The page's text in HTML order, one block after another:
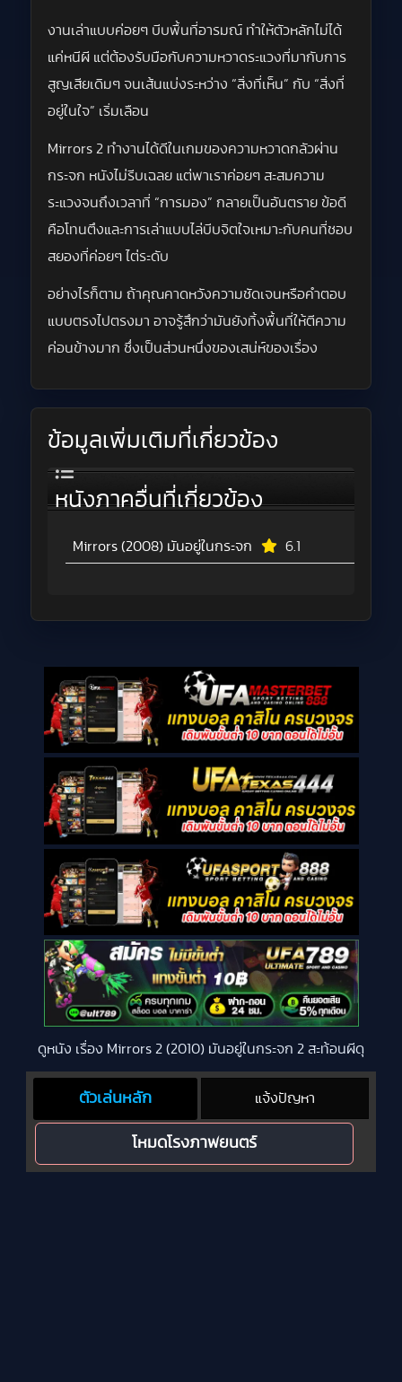
งานเล่าแบบค่อยๆ บีบพื้นที่อารมณ์ ทำให้ตัวหลักไม่ได้
แค่หนีผี แต่ต้องรับมือกับความหวาดระแวงที่มากับการ
สูญเสียเดิมๆ จนเส้นแบ่งระหว่าง “สิ่งที่เห็น” กับ “สิ่งที่
อยู่ในใจ” เริ่มเลือน
Mirrors 2 ทำงานได้ดีในเกมของความหวาดกลัวผ่าน
กระจก หนังไม่รีบเฉลย แต่พาเราค่อยๆ สะสมความ
ระแวงจนถึงเวลาที่ “การมอง” กลายเป็นอันตราย ข้อดี
คือโทนตึงและการเล่าแบบไล่บีบจิตใจเหมาะกับคนที่ชอบ
สยองที่ค่อยๆ ไต่ระดับ
อย่างไรก็ตาม ถ้าคุณคาดหวังความชัดเจนหรือคำตอบ
แบบตรงไปตรงมา อาจรู้สึกว่ามันยังทิ้งพื้นที่ให้ตีความ
ค่อนข้างมาก ซึ่งเป็นส่วนหนึ่งของเสน่ห์ของเรื่อง
ข้อมูลเพิ่มเติมที่เกี่ยวข้อง
หนังภาคอื่นที่เกี่ยวข้อง
Mirrors (2008) มันอยู่ในกระจก 6.1
ดูหนัง เรื่อง Mirrors 2 (2010) มันอยู่ในกระจก 2 สะท้อนผีดุ
ตัวเล่นหลัก แจ้งปัญหา
โหมดโรงภาพยนตร์